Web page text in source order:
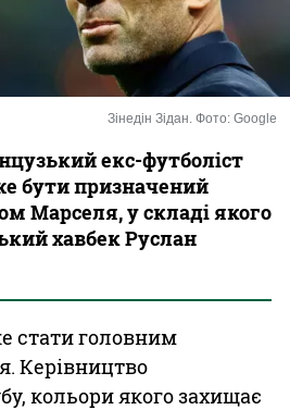
Зінедін Зідан. Фото: Google
екс-футболіст
бути призначений
Марселя, у складі якого
хавбек Руслан
стати головним
Керівництво
кольори якого захищає